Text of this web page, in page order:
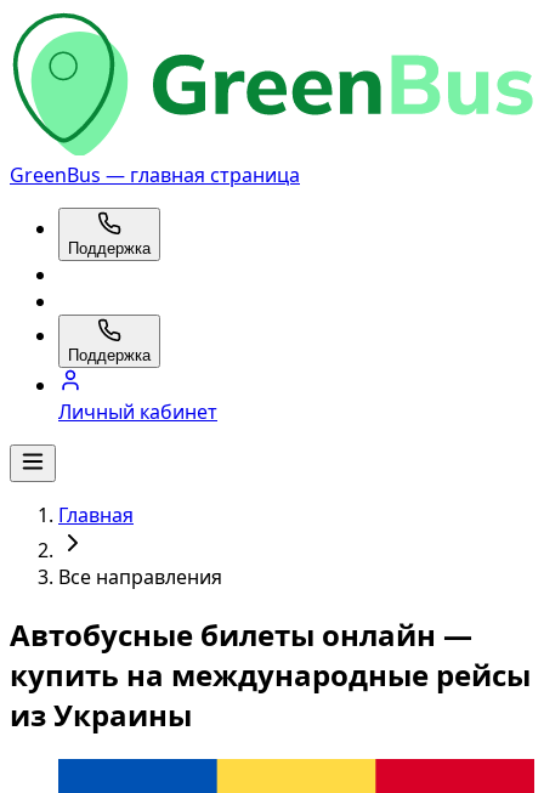
GreenBus — главная страница
Поддержка
Поддержка
Личный кабинет
Главная
Все направления
Автобусные билеты онлайн —
купить на международные рейсы
из Украины